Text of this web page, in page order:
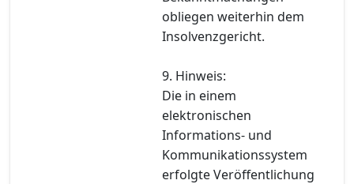
obliegen weiterhin dem
Insolvenzgericht.
9. Hinweis:
Die in einem
elektronischen
Informations- und
Kommunikationssystem
erfolgte Veröffentlichung